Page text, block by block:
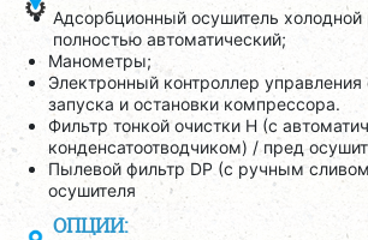
Адсорбционный осушитель холодной
полностью автоматический;
Манометры;
Электронный контроллер
запуска и остановки компрессора.
Фильтр тонкой очистки H (с
конденсатоотводчиком) / пред
Пылевой фильтр DP (с ручным
осушителя
ОПЦИИ: